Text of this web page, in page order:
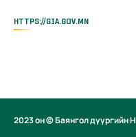
HTTPS://GIA.GOV.MN
2023 он © Баянгол дүүргийн